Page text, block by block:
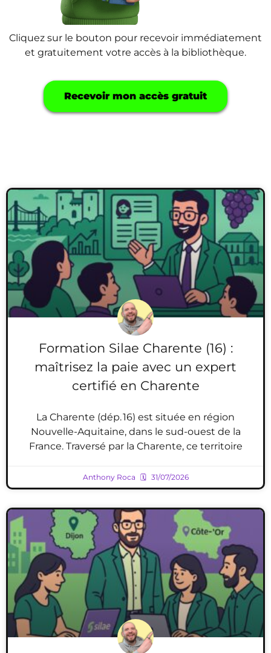
Cliquez sur le bouton pour recevoir immédiatement
et gratuitement votre accès à la bibliothèque.
Recevoir mon accès gratuit
Formation Silae Charente (16) :
maîtrisez la paie avec un expert
certifié en Charente
La Charente (dép. 16) est située en région
Nouvelle-Aquitaine, dans le sud-ouest de la
France. Traversé par la Charente, ce territoire
Anthony Roca 31/07/2026